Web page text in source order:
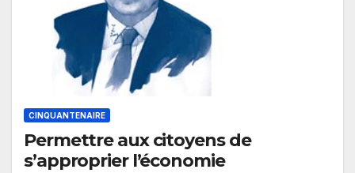
CINQUANTENAIRE
Permettre aux citoyens de
s’approprier l’économie